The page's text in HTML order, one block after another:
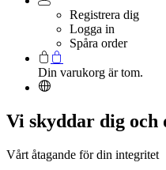
Registrera dig
Logga in
Spåra order
Din varukorg är tom.
Vi skyddar dig
Vårt åtagande för din integritet